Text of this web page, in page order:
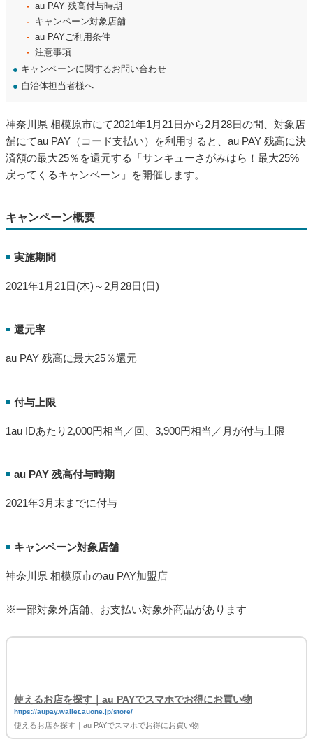
au PAY 残高付与時期
キャンペーン対象店舗
au PAYご利用条件
注意事項
● キャンペーンに関するお問い合わせ
● 自治体担当者様へ
神奈川県 相模原市にて2021年1月21日から2月28日の間、対象店
舗にてau PAY（コード支払い）を利用すると、au PAY 残高に決
済額の最大25％を還元する「サンキューさがみはら！最大25%
戻ってくるキャンペーン」を開催します。
キャンペーン概要
■ 実施期間
2021年1月21日(木)～2月28日(日)
■ 還元率
au PAY 残高に最大25％還元
■ 付与上限
1au IDあたり2,000円相当／回、3,900円相当／月が付与上限
■ au PAY 残高付与時期
2021年3月末までに付与
■ キャンペーン対象店舗
神奈川県 相模原市のau PAY加盟店
※一部対象外店舗、お支払い対象外商品があります
使えるお店を探す｜au PAYでスマホでお得にお買い物
https://aupay.wallet.auone.jp/store/
使えるお店を探す｜au PAYでスマホでお得にお買い物